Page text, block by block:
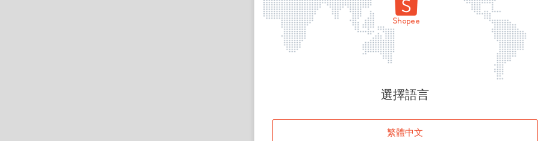
頁面無法顯示
登入
選擇語言
繁體中文